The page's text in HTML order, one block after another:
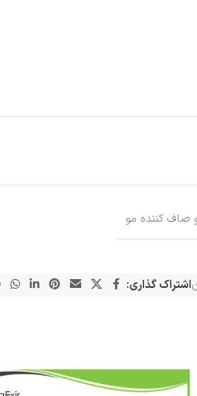
صاف کننده مو
اشتراک گذاری: